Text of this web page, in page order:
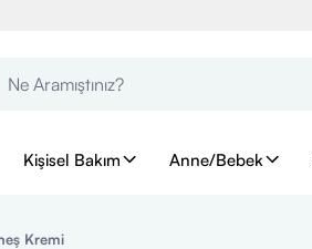
Kişisel Bakım Anne/Bebek
Kremi